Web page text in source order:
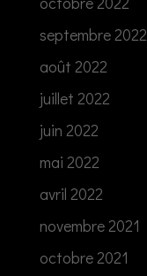
septembre 2022
août 2022
juillet 2022
juin 2022
mai 2022
avril 2022
novembre 2021
octobre 2021